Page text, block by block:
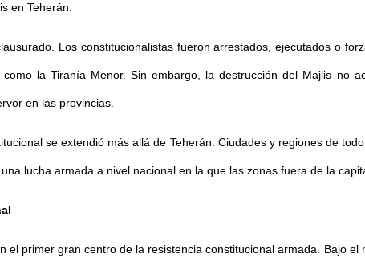
en Teherán.
Los constitucionalistas fueron arrestados, ejecutados o
la Tiranía Menor. Sin embargo, la destrucción del Majlis no
en las provincias.
se extendió más allá de Teherán. Ciudades y regiones de
lucha armada a nivel nacional en la que las zonas fuera de la
el primer gran centro de la resistencia constitucional armada. Bajo